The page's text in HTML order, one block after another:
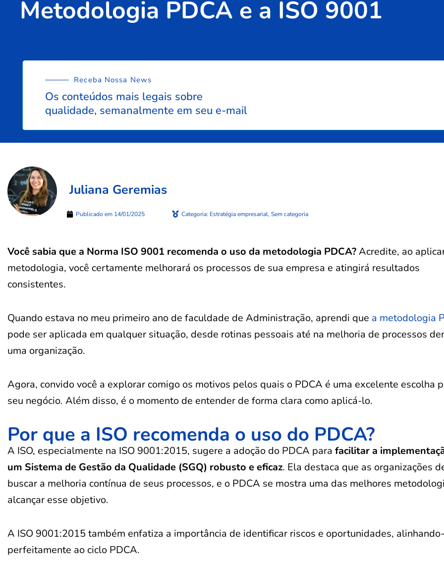
Metodologia PDCA e a ISO 9001
Receba Nossa News
Os conteúdos mais legais sobre
qualidade, semanalmente em seu e-mail
Juliana Geremias
Publicado em 14/01/2025 Categoria: Estratégia empresarial, Sem categoria
Você sabia que a Norma ISO 9001 recomenda o uso da metodologia PDCA?Acredite, ao
metodologia, você certamente melhorará os processos de sua empresa e atingirá resultados
consistentes.
Quando estava no meu primeiro ano de faculdade de Administração, aprendi que a metodologia
pode ser aplicada em qualquer situação, desde rotinas pessoais até na melhoria de processos
uma organização.
Agora, convido você a explorar comigo os motivos pelos quais o PDCA é uma excelente escolha
seu negócio. Além disso, é o momento de entender de forma clara como aplicá-lo.
Por que a ISO recomenda o uso do PDCA?
A ISO, especialmente na ISO 9001:2015, sugere a adoção do PDCA para facilitar a
um Sistema de Gestão da Qualidade (SGQ) robusto e eficaz. Ela destaca que as organizações
buscar a melhoria contínua de seus processos, e o PDCA se mostra uma das melhores
alcançar esse objetivo.
A ISO 9001:2015 também enfatiza a importância de identificar riscos e oportunidades,
perfeitamente ao ciclo PDCA.